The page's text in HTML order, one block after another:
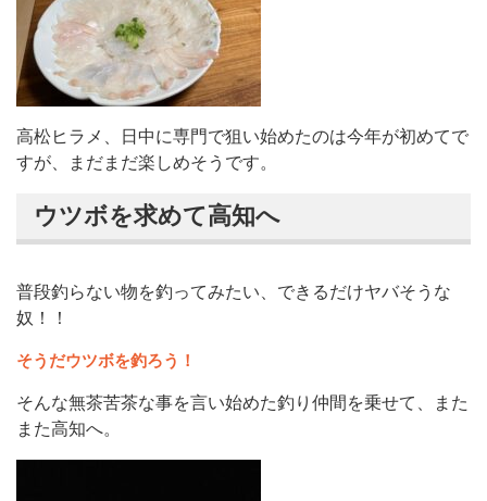
高松ヒラメ、日中に専門で狙い始めたのは今年が初めてで
すが、まだまだ楽しめそうです。
ウツボを求めて高知へ
普段釣らない物を釣ってみたい、できるだけヤバそうな
奴！！
そうだウツボを釣ろう！
そんな無茶苦茶な事を言い始めた釣り仲間を乗せて、また
また高知へ。